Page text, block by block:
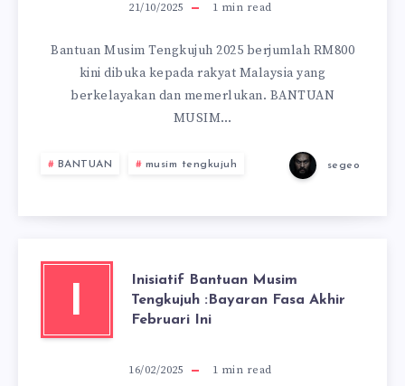
21/10/2025 1 min read
Bantuan Musim Tengkujuh 2025 berjumlah RM800
kini dibuka kepada rakyat Malaysia yang
berkelayakan dan memerlukan. BANTUAN
MUSIM…
BANTUAN musim tengkujuh segeo
I
Inisiatif Bantuan Musim
Tengkujuh :Bayaran Fasa Akhir
Februari Ini
16/02/2025 1 min read